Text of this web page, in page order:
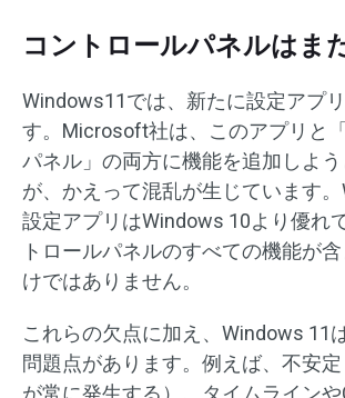
コントロールパネルはま
Windows11では、新たに設定アプ
す。Microsoft社は、このアプリと
パネル」の両方に機能を追加しよ
が、かえって混乱が生じています
設定アプリはWindows 10より優れ
トロールパネルのすべての機能が
けではありません。
これらの欠点に加え、Windows 11
問題点があります。例えば、不安
が常に発生する）、タイムライン